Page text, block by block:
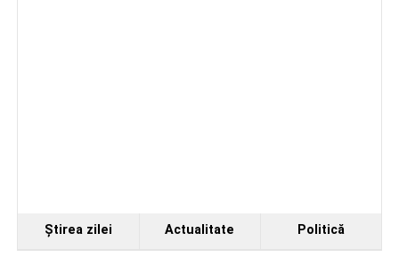
Ştirea zilei Actualitate Politică